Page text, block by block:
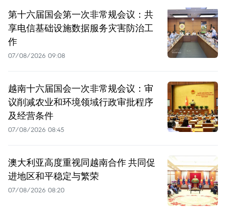
第十六届国会第一次非常规会议：共
享电信基础设施数据服务灾害防治工
作
07/08/2026 09:08
越南十六届国会一次非常规会议：审
议削减农业和环境领域行政审批程序
及经营条件
07/08/2026 08:45
澳大利亚高度重视同越南合作 共同促
进地区和平稳定与繁荣
07/08/2026 08:20